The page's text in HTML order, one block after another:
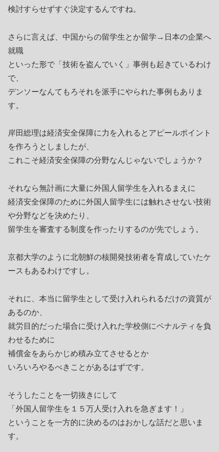
検討すらせずすぐ決定するんですね。
さらに言えば、中国からの留学生とか留学→日本の企業へ
就職
といった形で「技術を盗んでいく」事例も起きているわけ
で、
デンソーなんてもろそれを派手にやられた事例もありま
す。
岸田総理は経済安全保障に力を入れるとアピールポイント
を作ろうとしましたが、
これこそ経済安全保障の分野なんじゃないでしょうか？
それなら無計画に大量に外国人留学生を入れるまえに
経済安全保障のために外国人留学生には触れさせない技術
や分野などを決めたり、
留学生を審査する制度を作ったりするのが先でしょう。
京都大学のように北朝鮮の核開発技術者を育成していたケ
ースもあるわけですし。
それに、本当に留学生として受け入れられるだけの資質が
あるのか、
就労目的だった場合に受け入れた学校側にペナルティを負
わせるために
補償金をあらかじめ積み立てさせるとか
いろいろやるべきことがあるはずです。
そうしたことを一切抜きにして
「外国人留学生を１５万人受け入れを急ぎます！」
ということを一方的に決めるのはおかしな話だと思いま
す。